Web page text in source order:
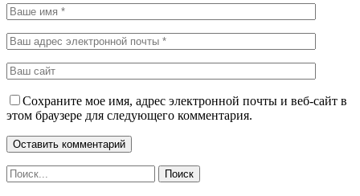
Сохраните мое имя, адрес электронной почты и веб-сайт в
этом браузере для следующего комментария.